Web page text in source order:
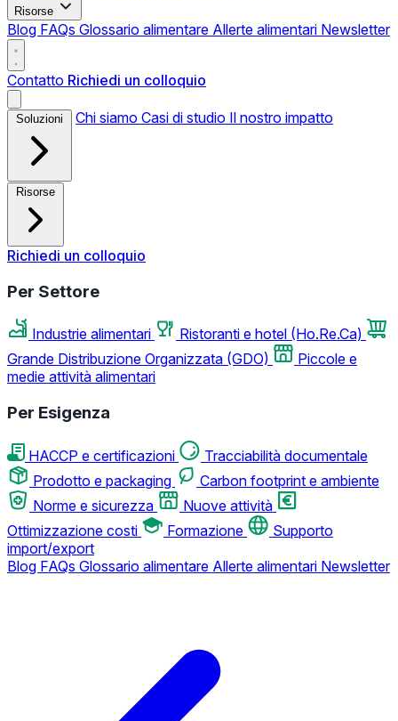
Risorse
Blog FAQs Glossario alimentare Allerte alimentari Newsletter
Contatto Richiedi un colloquio
Soluzioni Chi siamo Casi di studio Il nostro impatto
Risorse
Richiedi un colloquio
Per Settore
Industrie alimentari
Ristoranti e hotel (Ho.Re.Ca)
Grande Distribuzione Organizzata (GDO)
Piccole e
medie attività alimentari
Per Esigenza
HACCP e certificazioni
Tracciabilità documentale
Prodotto e packaging
Carbon footprint e ambiente
Norme e sicurezza
Nuove attività
Ottimizzazione costi
Formazione
Supporto
import/export
Blog FAQs Glossario alimentare Allerte alimentari Newsletter